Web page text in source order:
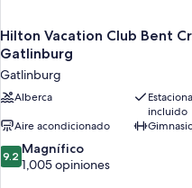
Hilton Vacation Club Bent
Gatlinburg
Gatlinburg
Alberca
incluido
Aire acondicionado
9.2
de
9.2 Magnífico
1,005 opiniones